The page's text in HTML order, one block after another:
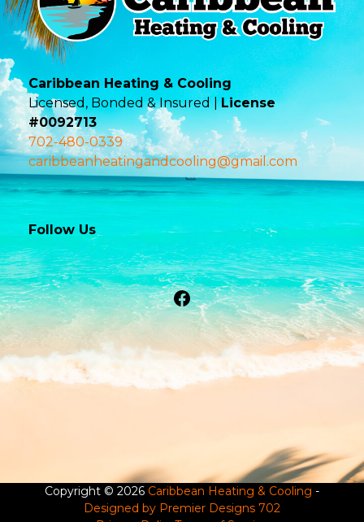
Caribbean Heating & Cooling
Licensed, Bonded & Insured |License
#0092713
702-480-0339
caribbeanheatingandcooling@gmail.com
Follow Us
Facebook
Copyright © 2026 Caribbean Heating & Cooling -
Designed by Premier Designs 702